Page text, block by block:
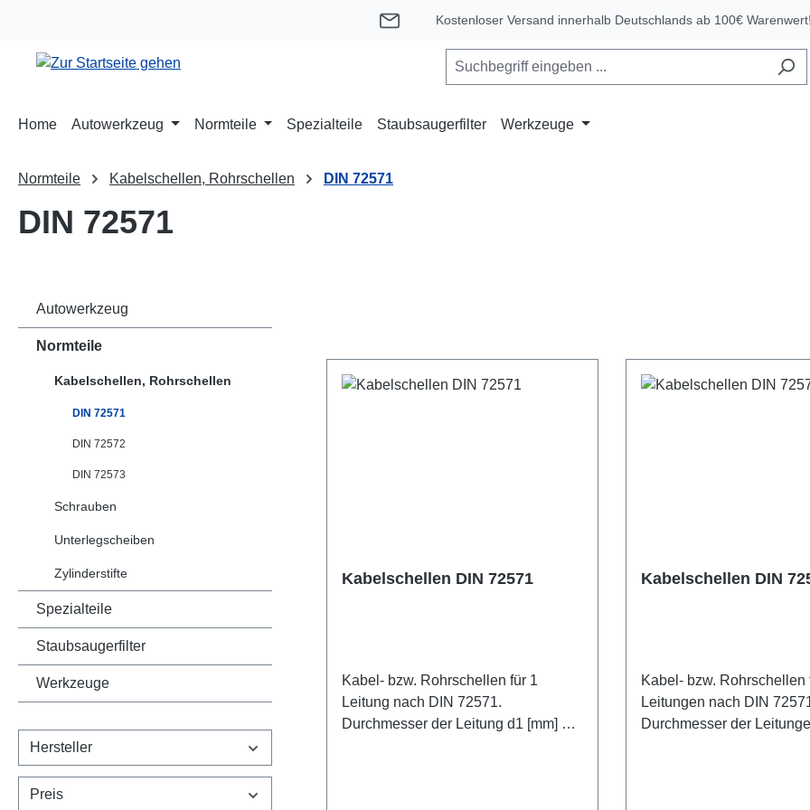
Kostenloser Versand innerhalb Deutschlands ab 100€ Warenwert!
Home Autowerkzeug Normteile Spezialteile Staubsaugerfilter Werkzeuge
Normteile Kabelschellen, Rohrschellen DIN 72571
DIN 72571
Autowerkzeug
Normteile
Kabelschellen, Rohrschellen
DIN 72571
DIN 72572
DIN 72573
Schrauben
Unterlegscheiben
Zylinderstifte
Spezialteile
Staubsaugerfilter
Werkzeuge
Hersteller
Preis
Kabelschellen DIN 72571
Kabel- bzw. Rohrschellen für 1
Leitung nach DIN 72571.
Durchmesser der Leitung d1 [mm] b
Kabelschellen DIN
Kabel- bzw. Rohrschellen
Leitungen nach DIN
Durchmesser der Leitungen d1